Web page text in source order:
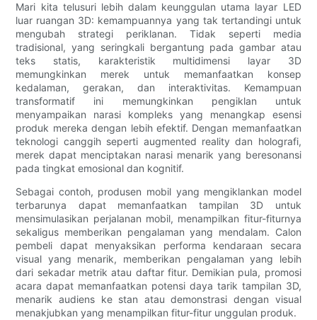
Mari kita telusuri lebih dalam keunggulan utama layar LED
luar ruangan 3D: kemampuannya yang tak tertandingi untuk
mengubah strategi periklanan. Tidak seperti media
tradisional, yang seringkali bergantung pada gambar atau
teks statis, karakteristik multidimensi layar 3D
memungkinkan merek untuk memanfaatkan konsep
kedalaman, gerakan, dan interaktivitas. Kemampuan
transformatif ini memungkinkan pengiklan untuk
menyampaikan narasi kompleks yang menangkap esensi
produk mereka dengan lebih efektif. Dengan memanfaatkan
teknologi canggih seperti augmented reality dan holografi,
merek dapat menciptakan narasi menarik yang beresonansi
pada tingkat emosional dan kognitif.
Sebagai contoh, produsen mobil yang mengiklankan model
terbarunya dapat memanfaatkan tampilan 3D untuk
mensimulasikan perjalanan mobil, menampilkan fitur-fiturnya
sekaligus memberikan pengalaman yang mendalam. Calon
pembeli dapat menyaksikan performa kendaraan secara
visual yang menarik, memberikan pengalaman yang lebih
dari sekadar metrik atau daftar fitur. Demikian pula, promosi
acara dapat memanfaatkan potensi daya tarik tampilan 3D,
menarik audiens ke stan atau demonstrasi dengan visual
menakjubkan yang menampilkan fitur-fitur unggulan produk.